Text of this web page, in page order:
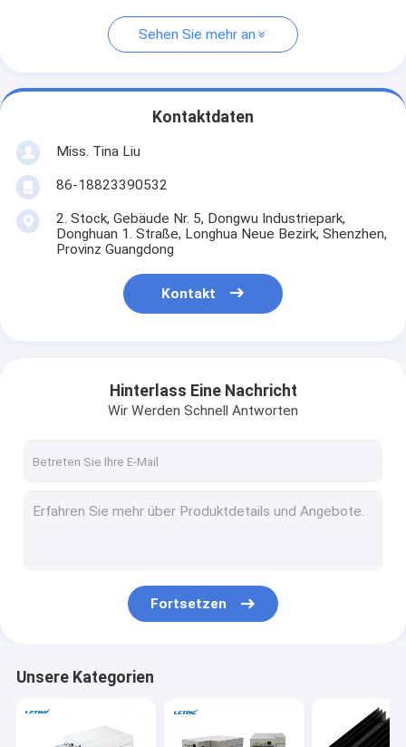
Sehen Sie mehr an
Kontaktdaten
Miss. Tina Liu
86-18823390532
2. Stock, Gebäude Nr. 5, Dongwu Industriepark,
Donghuan 1. Straße, Longhua Neue Bezirk, Shenzhen,
Provinz Guangdong
Kontakt
Hinterlass Eine Nachricht
Wir Werden Schnell Antworten
Fortsetzen
Unsere Kategorien